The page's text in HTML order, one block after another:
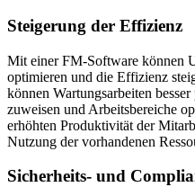
Steigerung der Effizienz
Mit einer FM-Software können
optimieren und die Effizienz
können Wartungsarbeiten
zuweisen und Arbeitsbereiche
erhöhten Produktivität der
Nutzung der vorhandenen
Sicherheits- und